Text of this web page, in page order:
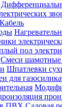
Кабель
пол
Смеси шамотные
Шпатлевки
для